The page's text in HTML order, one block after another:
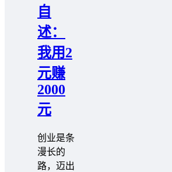
自
述：
我用2
元赚
2000
元
创业是条
漫长的
路，迈出